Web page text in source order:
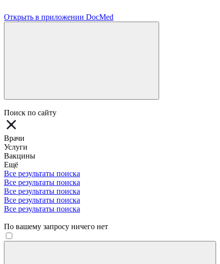
Открыть в приложении DocMed
Поиск по сайту
Врачи
Услуги
Вакцины
Ещё
Все результаты поиска
Все результаты поиска
Все результаты поиска
Все результаты поиска
Все результаты поиска
По вашему запросу ничего нет